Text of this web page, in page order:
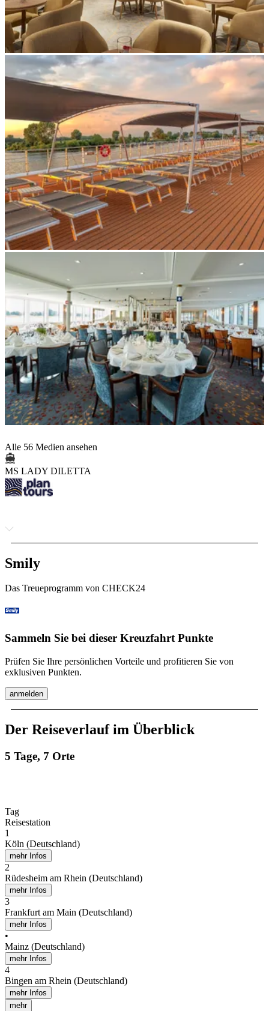
Alle 56 Medien ansehen
MS LADY DILETTA
Smily
Das Treueprogramm von CHECK24
Sammeln Sie bei dieser Kreuzfahrt Punkte
Prüfen Sie Ihre persönlichen Vorteile und profitieren Sie von
exklusiven Punkten.
anmelden
Der Reiseverlauf im Überblick
5 Tage, 7 Orte
Tag
Reisestation
1
Köln (Deutschland)
mehr Infos
2
Rüdesheim am Rhein (Deutschland)
mehr Infos
3
Frankfurt am Main (Deutschland)
mehr Infos
•
Mainz (Deutschland)
mehr Infos
4
Bingen am Rhein (Deutschland)
mehr Infos
mehr